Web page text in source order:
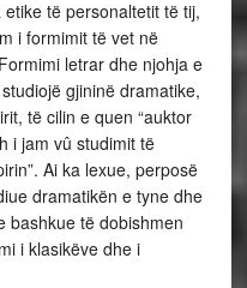
të personaltetit të tij,
i formimit të vet në
letrar dhe njohja e
gjininë dramatike,
të cilin e quen “auktor
i jam vû studimit të
Ai ka lexue, perposë
dramatikën e tyne dhe
bashkue të dobishmen
i klasikëve dhe i